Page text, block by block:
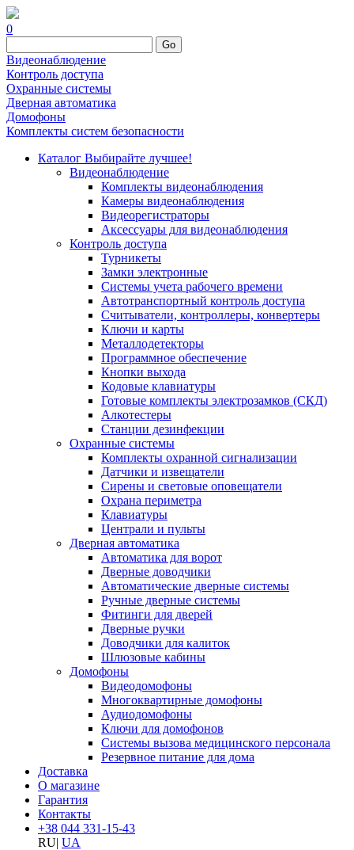
0
Go
Видеонаблюдение
Контроль доступа
Охранные системы
Дверная автоматика
Домофоны
Комплекты систем безопасности
Каталог Выбирайте лучшее!
Видеонаблюдение
Комплекты видеонаблюдения
Камеры видеонаблюдения
Видеорегистраторы
Аксессуары для видеонаблюдения
Контроль доступа
Турникеты
Замки электронные
Системы учета рабочего времени
Автотранспортный контроль доступа
Считыватели, контроллеры, конвертеры
Ключи и карты
Металлодетекторы
Программное обеспечение
Кнопки выхода
Кодовые клавиатуры
Готовые комплекты электрозамков (СКД)
Алкотестеры
Станции дезинфекции
Охранные системы
Комплекты охранной сигнализации
Датчики и извещатели
Сирены и световые оповещатели
Охрана периметра
Клавиатуры
Централи и пульты
Дверная автоматика
Автоматика для ворот
Дверные доводчики
Автоматические дверные системы
Ручные дверные системы
Фитинги для дверей
Дверные ручки
Доводчики для калиток
Шлюзовые кабины
Домофоны
Видеодомофоны
Многоквартирные домофоны
Аудиодомофоны
Ключи для домофонов
Системы вызова медицинского персонала
Резервное питание для дома
Доставка
О магазине
Гарантия
Контакты
+38 044 331-15-43
RU| UA